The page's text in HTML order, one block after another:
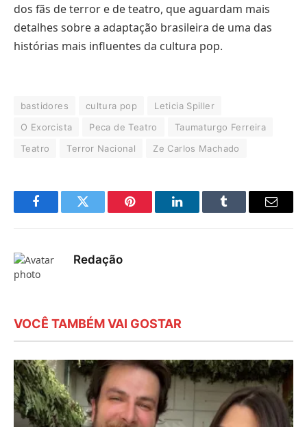
dos fãs de terror e de teatro, que aguardam mais
detalhes sobre a adaptação brasileira de uma das
histórias mais influentes da cultura pop.
bastidores cultura pop
Leticia Spiller
O Exorcista
Peca de Teatro
Taumaturgo Ferreira
Teatro
Terror Nacional Ze Carlos Machado
FacebookTwitter Pinterest LinkedInTumblr
E-
Redação
VOCÊ TAMBÉM VAI GOSTAR